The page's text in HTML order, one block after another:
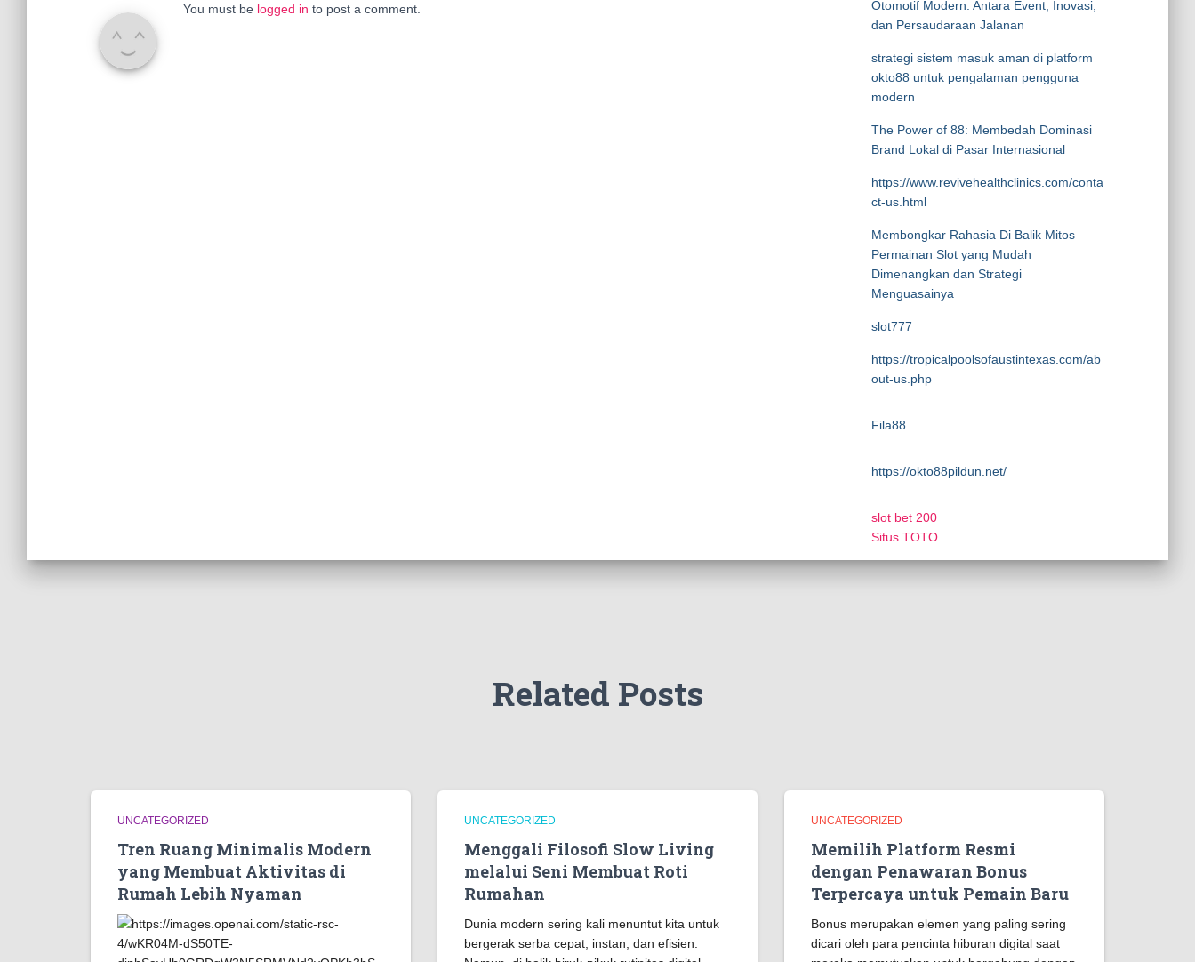
You must be logged in to post a comment.
Otomotif Modern: Antara Event, Inovasi,
dan Persaudaraan Jalanan
strategi sistem masuk aman di platform
okto88 untuk pengalaman pengguna
modern
The Power of 88: Membedah Dominasi
Brand Lokal di Pasar Internasional
https://www.revivehealthclinics.com/conta
ct-us.html
Membongkar Rahasia Di Balik Mitos
Permainan Slot yang Mudah
Dimenangkan dan Strategi
Menguasainya
slot777
https://tropicalpoolsofaustintexas.com/ab
out-us.php
Fila88
https://okto88pildun.net/
slot bet 200
Situs TOTO
Related Posts
UNCATEGORIZED
Tren Ruang Minimalis Modern
yang Membuat Aktivitas di
Rumah Lebih Nyaman
UNCATEGORIZED
Menggali Filosofi Slow Living
melalui Seni Membuat Roti
Rumahan
Dunia modern sering kali menuntut kita untuk
bergerak serba cepat, instan, dan efisien.
UNCATEGORIZED
Memilih Platform Resmi
dengan Penawaran Bonus
Terpercaya untuk Pemain Baru
Bonus merupakan elemen yang paling sering
dicari oleh para pencinta hiburan digital saat